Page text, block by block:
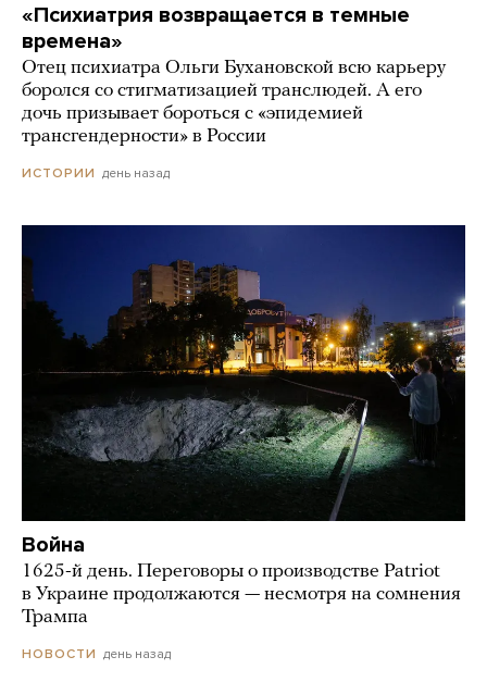
«Психиатрия возвращается в темные
времена»
Отец психиатра Ольги Бухановской всю карьеру
боролся со стигматизацией транслюдей. А его
дочь призывает бороться с «эпидемией
трансгендерности» в России
ИСТОРИИ день назад
Война
1625-й день. Переговоры о производстве Patriot
в Украине продолжаются — несмотря на сомнения
Трампа
НОВОСТИ день назад